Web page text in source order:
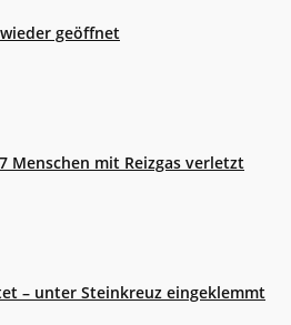
geöffnet
Menschen mit Reizgas verletzt
– unter Steinkreuz eingeklemmt